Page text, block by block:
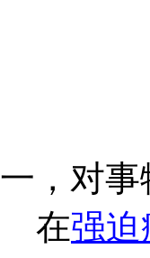
一，对
在强迫